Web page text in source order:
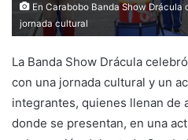
En Carabobo Banda Show
jornada cultural
La Banda Show Drácula
con una jornada cultural y un
integrantes, quienes llenan de
donde se presentan, en una